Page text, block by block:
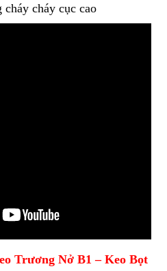
cháy cục cao
Trương Nở B1 – Keo Bọt